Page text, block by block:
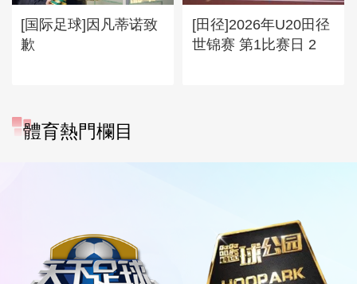
[国际足球]因凡蒂诺致
歉
[田径]2026年U20田径
世锦赛 第1比赛日 2
體育熱門欄目